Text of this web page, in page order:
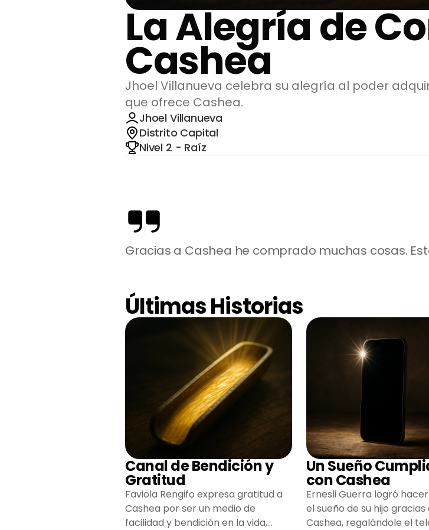
La Alegría de
Cashea
Jhoel Villanueva celebra su alegría al poder
que ofrece Cashea.
Jhoel Villanueva
Distrito Capital
Nivel 2 - Raíz
Gracias a Cashea he comprado muchas cosas.
Últimas Historias
Canal de Bendición y
Gratitud
Faviola Rengifo expresa gratitud a
Cashea por ser un medio de
facilidad y bendición en la vida,
Un Sueño
con Cashea
Ernesli Guerra logró
el sueño de su hijo gracias
Cashea, regalándole el